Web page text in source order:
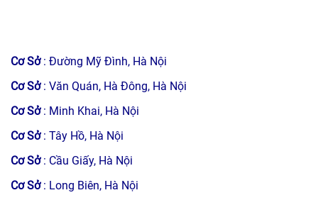
Đội ngũ nhân viên có kinh nghiệm sửa chữa điện tử
Khắc phục được tất cả các lỗi hỏng trên Tivi.
Kỹ thuật viên của chúng tôi luôn làm việc với tinh thần
Cơ Sở : Đường Mỹ Đình, Hà Nội
Cơ Sở : Văn Quán, Hà Đông, Hà Nội
Cơ Sở : Minh Khai, Hà Nội
Cơ Sở : Tây Hồ, Hà Nội
Cơ Sở: Cầu Giấy, Hà Nội
Cơ Sở : Long Biên, Hà Nội